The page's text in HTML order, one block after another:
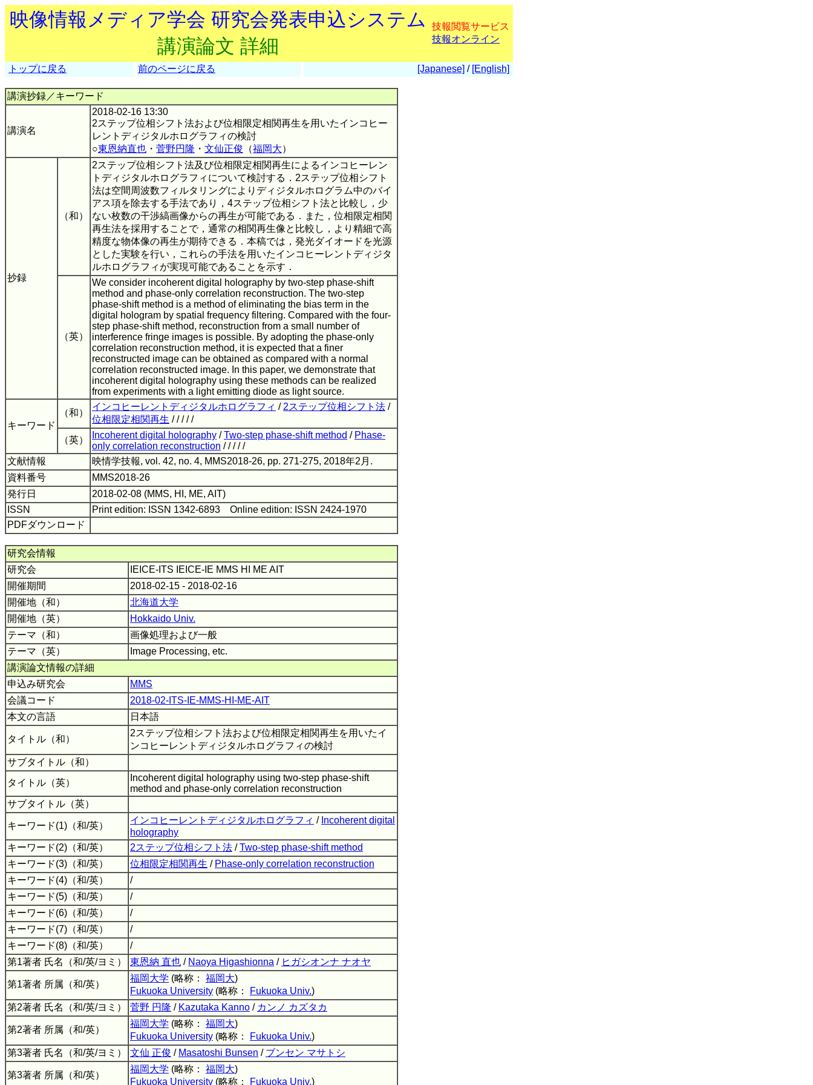
映像情報メディア学会 研究会発表申込システム
講演論文 詳細
技報閲覧サービス
技報オンライン
トップに戻る 前のページに戻る [Japanese] / [English]
講演抄録／キーワード
講演名
2018-02-16 13:30
2ステップ位相シフト法および位相限定相関再生を用いたインコヒー
レントディジタルホログラフィの検討
○東恩納直也 ・ 菅野円隆 ・ 文仙正俊 （福岡大）
抄録
（和）
2ステップ位相シフト法及び位相限定相関再生によるインコヒーレン
トディジタルホログラフィについて検討する．2ステップ位相シフト
法は空間周波数フィルタリングによりディジタルホログラム中のバイ
アス項を除去する手法であり，4ステップ位相シフト法と比較し，少
ない枚数の干渉縞画像からの再生が可能である．また，位相限定相関
再生法を採用することで，通常の相関再生像と比較し，より精細で高
精度な物体像の再生が期待できる．本稿では，発光ダイオードを光源
とした実験を行い，これらの手法を用いたインコヒーレントディジタ
ルホログラフィが実現可能であることを示す．
（英）
We consider incoherent digital holography by two-step phase-shift
method and phase-only correlation reconstruction. The two-step
phase-shift method is a method of eliminating the bias term in the
digital hologram by spatial frequency filtering. Compared with the four-
step phase-shift method, reconstruction from a small number of
interference fringe images is possible. By adopting the phase-only
correlation reconstruction method, it is expected that a finer
reconstructed image can be obtained as compared with a normal
correlation reconstructed image. In this paper, we demonstrate that
incoherent digital holography using these methods can be realized
from experiments with a light emitting diode as light source.
キーワード
（和）
インコヒーレントディジタルホログラフィ / 2ステップ位相シフト法 /
位相限定相関再生 / / / / /
（英）
Incoherent digital holography /Two-step phase-shift method / Phase-
only correlation reconstruction / / / / /
文献情報
映情学技報, vol. 42, no. 4, MMS2018-26, pp. 271-275, 2018年2月.
資料番号
MMS2018-26
発行日
2018-02-08 (MMS, HI, ME, AIT)
ISSN
Print edition: ISSN 1342-6893 Online edition: ISSN 2424-1970
PDFダウンロード
研究会情報
研究会
IEICE-ITS IEICE-IE MMS HI ME AIT
開催期間
2018-02-15 - 2018-02-16
開催地（和）
北海道大学
開催地（英）
Hokkaido Univ.
テーマ（和）
画像処理および一般
テーマ（英）
Image Processing, etc.
講演論文情報の詳細
申込み研究会
MMS
会議コード
2018-02-ITS-IE-MMS-HI-ME-AIT
本文の言語
日本語
タイトル（和）
2ステップ位相シフト法および位相限定相関再生を用いたイ
ンコヒーレントディジタルホログラフィの検討
サブタイトル（和）
タイトル（英）
Incoherent digital holography using two-step phase-shift
method and phase-only correlation reconstruction
サブタイトル（英）
キーワード(1)（和/英）
インコヒーレントディジタルホログラフィ / Incoherent digital
holography
キーワード(2)（和/英）
2ステップ位相シフト法 /Two-step phase-shift method
キーワード(3)（和/英）
位相限定相関再生 / Phase-only correlation reconstruction
キーワード(4)（和/英）
/
キーワード(5)（和/英）
/
キーワード(6)（和/英）
/
キーワード(7)（和/英）
/
キーワード(8)（和/英）
/
第1著者 氏名（和/英/ヨミ）
東恩納 直也 / Naoya Higashionna / ヒガシオンナ ナオヤ
第1著者 所属（和/英）
福岡大学 (略称： 福岡大)
Fukuoka University (略称： Fukuoka Univ.)
第2著者 氏名（和/英/ヨミ）
菅野 円隆 / Kazutaka Kanno / カンノ カズタカ
第2著者 所属（和/英）
福岡大学 (略称： 福岡大)
Fukuoka University (略称： Fukuoka Univ.)
第3著者 氏名（和/英/ヨミ）
文仙 正俊 / Masatoshi Bunsen / ブンセン マサトシ
第3著者 所属（和/英）
福岡大学 (略称： 福岡大)
Fukuoka University (略称： Fukuoka Univ.)